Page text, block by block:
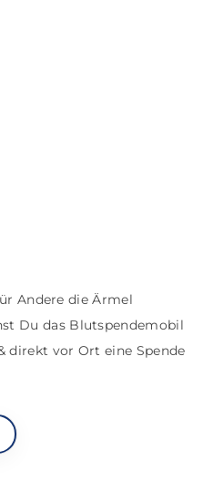
Andere die Ärmel
Du das Blutspendemobil
direkt vor Ort eine Spende